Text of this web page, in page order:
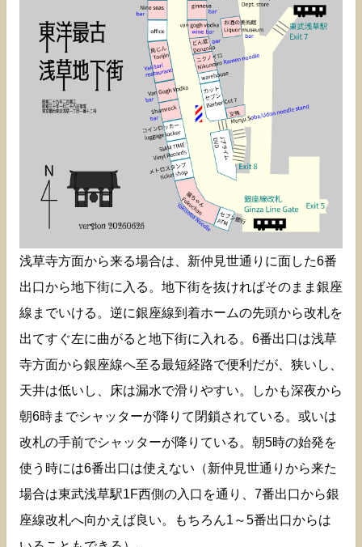
浅草寺方面から来る場合は、新仲見世通りに面した6番
出口から地下街に入る。地下街を抜ければそのまま銀座
線までいける。逆に銀座線到着ホームの先頭から改札を
出てすぐ左に曲がると地下街に入れる。6番出口は浅草
寺方面から銀座線へ至る最短経路で便利だが、狭いし、
天井は低いし、床は漏水で滑りやすい。しかも深夜から
朝6時までシャッターが降りて閉鎖されている。或いは
改札の手前でシャッターが降りている。朝5時の始発を
使う時には6番出口は使えない（新仲見世通りから来た
場合は東武浅草駅1F西側の入口を通り、7番出口から銀
座線改札へ向かえば良い。もちろん1～5番出口からは